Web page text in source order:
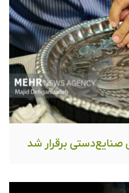
صنایع‌دستی برقرار شد